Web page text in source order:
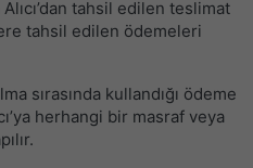
tahsil edilen teslimat
tahsil edilen ödemeleri
sırasında kullandığı ödeme
herhangi bir masraf veya